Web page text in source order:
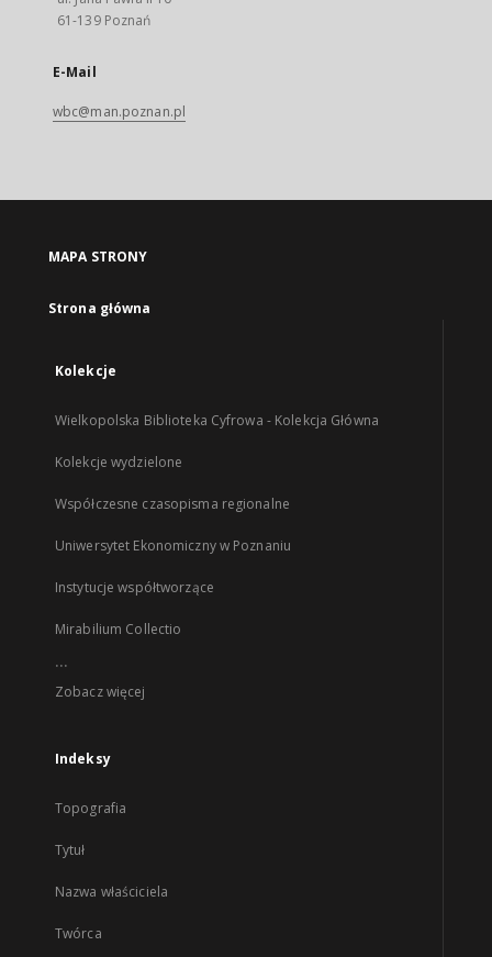
61-139 Poznań
E-Mail
wbc@man.poznan.pl
MAPA STRONY
Strona główna
Kolekcje
Wielkopolska Biblioteka Cyfrowa - Kolekcja Główna
Kolekcje wydzielone
Współczesne czasopisma regionalne
Uniwersytet Ekonomiczny w Poznaniu
Instytucje współtworzące
Mirabilium Collectio
...
Zobacz więcej
Indeksy
Topografia
Tytuł
Nazwa właściciela
Twórca